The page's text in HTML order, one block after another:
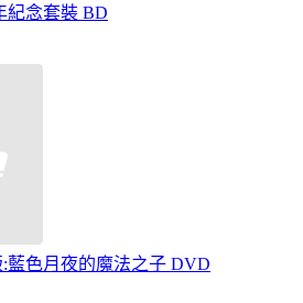
紀念套裝 BD
藍色月夜的魔法之子 DVD